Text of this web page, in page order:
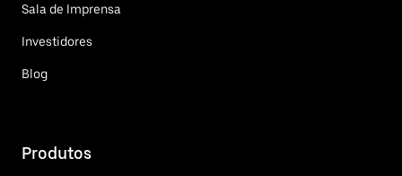
Sala de Imprensa
Investidores
Blog
Produtos